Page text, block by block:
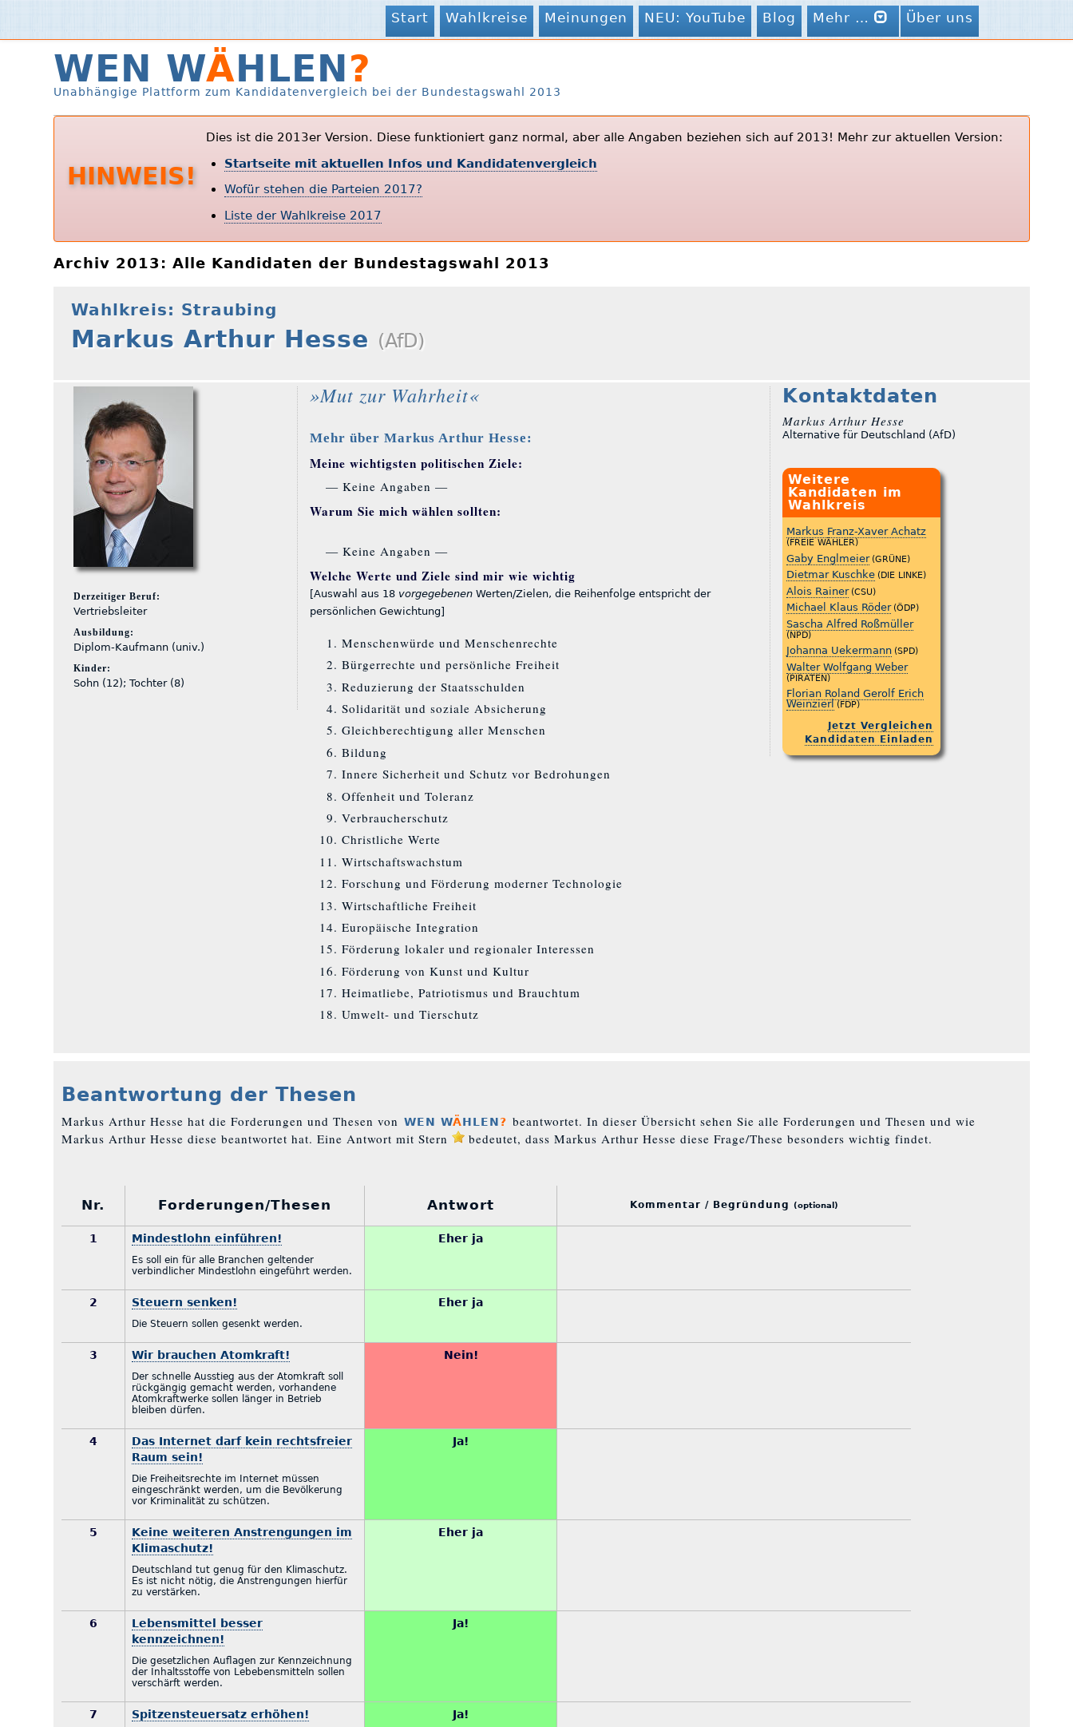
Start Wahlkreise Meinungen NEU: YouTube Blog Mehr … Über uns
WEN WÄHLEN?
Unabhängige Plattform zum Kandidatenvergleich bei der Bundestagswahl 2013
HINWEIS!
Dies ist die 2013er Version. Diese funktioniert ganz normal, aber alle Angaben beziehen sich auf 2013! Mehr zur aktuellen Version:
Startseite mit aktuellen Infos und Kandidatenvergleich
Wofür stehen die Parteien 2017?
Liste der Wahlkreise 2017
Archiv 2013: Alle Kandidaten der Bundestagswahl 2013
Wahlkreis: Straubing
Markus Arthur Hesse (AfD)
Derzeitiger Beruf:
Vertriebsleiter
Ausbildung:
Diplom-Kaufmann (univ.)
Kinder:
Sohn (12); Tochter (8)
»Mut zur Wahrheit«
Mehr über Markus Arthur Hesse:
Meine wichtigsten politischen Ziele:
— Keine Angaben —
Warum Sie mich wählen sollten:
— Keine Angaben —
Welche Werte und Ziele sind mir wie wichtig
[Auswahl aus 18 vorgegebenenWerten/Zielen, die Reihenfolge entspricht der
persönlichen Gewichtung]
Menschenwürde und Menschenrechte
Bürgerrechte und persönliche Freiheit
Reduzierung der Staatsschulden
Solidarität und soziale Absicherung
Gleichberechtigung aller Menschen
Bildung
Innere Sicherheit und Schutz vor Bedrohungen
Offenheit und Toleranz
Verbraucherschutz
Christliche Werte
Wirtschaftswachstum
Forschung und Förderung moderner Technologie
Wirtschaftliche Freiheit
Europäische Integration
Förderung lokaler und regionaler Interessen
Förderung von Kunst und Kultur
Heimatliebe, Patriotismus und Brauchtum
Umwelt- und Tierschutz
Kontaktdaten
Markus Arthur Hesse
Alternative für Deutschland (AfD)
Weitere
Kandidaten im
Wahlkreis
Markus Franz-Xaver Achatz
(FREIE WÄHLER)
Gaby Englmeier (GRÜNE)
Dietmar Kuschke (DIE LINKE)
Alois Rainer (CSU)
Michael Klaus Röder (ÖDP)
Sascha Alfred Roßmüller
(NPD)
Johanna Uekermann (SPD)
Walter Wolfgang Weber
(PIRATEN)
Florian Roland Gerolf Erich
Weinzierl (FDP)
Jetzt Vergleichen
Kandidaten Einladen
Beantwortung der Thesen
Markus Arthur Hesse hat die Forderungen und Thesen von WEN WÄHLEN? beantwortet. In dieser Übersicht sehen Sie alle Forderungen und Thesen und wie
Markus Arthur Hesse diese beantwortet hat. Eine Antwort mit Stern
bedeutet, dass Markus Arthur Hesse diese Frage/These besonders wichtig findet.
Nr. Forderungen/Thesen Antwort Kommentar / Begründung(optional)
1 Mindestlohn einführen!
Es soll ein für alle Branchen geltender
verbindlicher Mindestlohn eingeführt werden.
Eher ja
2 Steuern senken!
Die Steuern sollen gesenkt werden.
Eher ja
3 Wir brauchen Atomkraft!
Der schnelle Ausstieg aus der Atomkraft soll
rückgängig gemacht werden, vorhandene
Atomkraftwerke sollen länger in Betrieb
bleiben dürfen.
Nein!
4
Das Internet darf kein rechtsfreier
Raum sein!
Die Freiheitsrechte im Internet müssen
eingeschränkt werden, um die Bevölkerung
vor Kriminalität zu schützen.
Ja!
5
Keine weiteren Anstrengungen im
Klimaschutz!
Deutschland tut genug für den Klimaschutz.
Es ist nicht nötig, die Anstrengungen hierfür
zu verstärken.
Eher ja
6
Lebensmittel besser
kennzeichnen!
Die gesetzlichen Auflagen zur Kennzeichnung
der Inhaltsstoffe von Lebebensmitteln sollen
verschärft werden.
Ja!
7 Spitzensteuersatz erhöhen! Ja!